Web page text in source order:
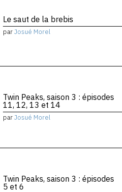
Le saut de la brebis
parJosué Morel
Twin Peaks, saison 3 : épisodes
11, 12, 13 et 14
parJosué Morel
Twin Peaks, saison 3 : épisodes
5 et 6